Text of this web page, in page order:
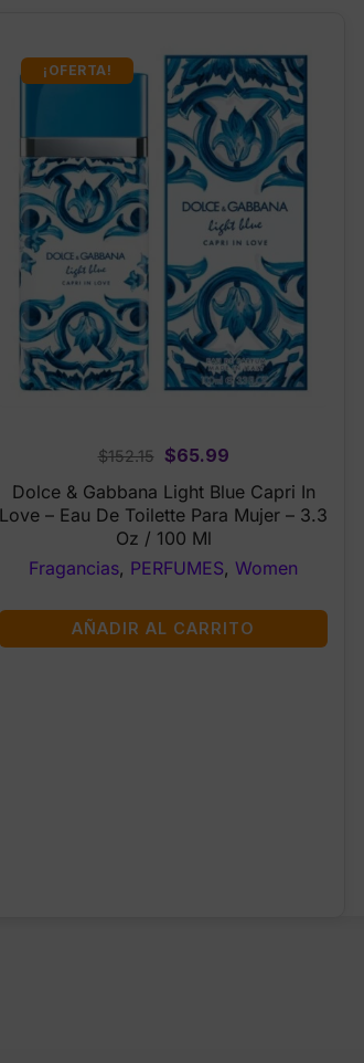
¡OFERTA!
$152.15
Original
price
was:
$152.15.
$65.99Current
price
is:
Dolce & Gabbana Light Blue Capri In
Love – Eau De Toilette Para Mujer – 3.3
Oz / 100 Ml
Fragancias, PERFUMES, Women
AÑADIR AL CARRITO